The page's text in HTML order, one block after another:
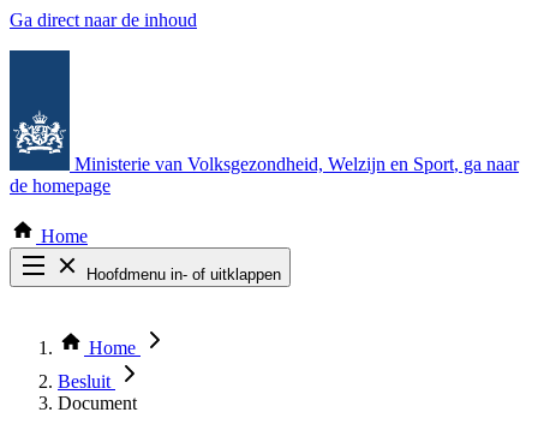
Ga direct naar de inhoud
Ministerie van Volksgezondheid, Welzijn en Sport, ga naar
de homepage
Home
Hoofdmenu in- of uitklappen
Thema COVID-19
Bekijk per bestuursorgaan
Home
Besluit
Document